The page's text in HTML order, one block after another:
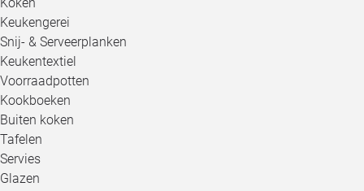
Keukengerei
Snij- & Serveerplanken
Keukentextiel
Voorraadpotten
Kookboeken
Buiten koken
Tafelen
Servies
Glazen